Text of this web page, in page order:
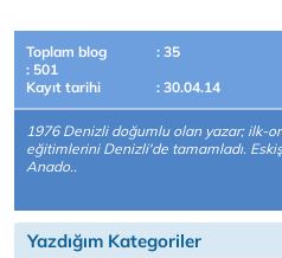
Toplam blog
: 35
: 501
Kayıt tarihi
: 30.04.14
1976 Denizli doğumlu olan yazar; ilk-
eğitimlerini Denizli'de tamamladı.
Anado..
Yazdığım Kategoriler